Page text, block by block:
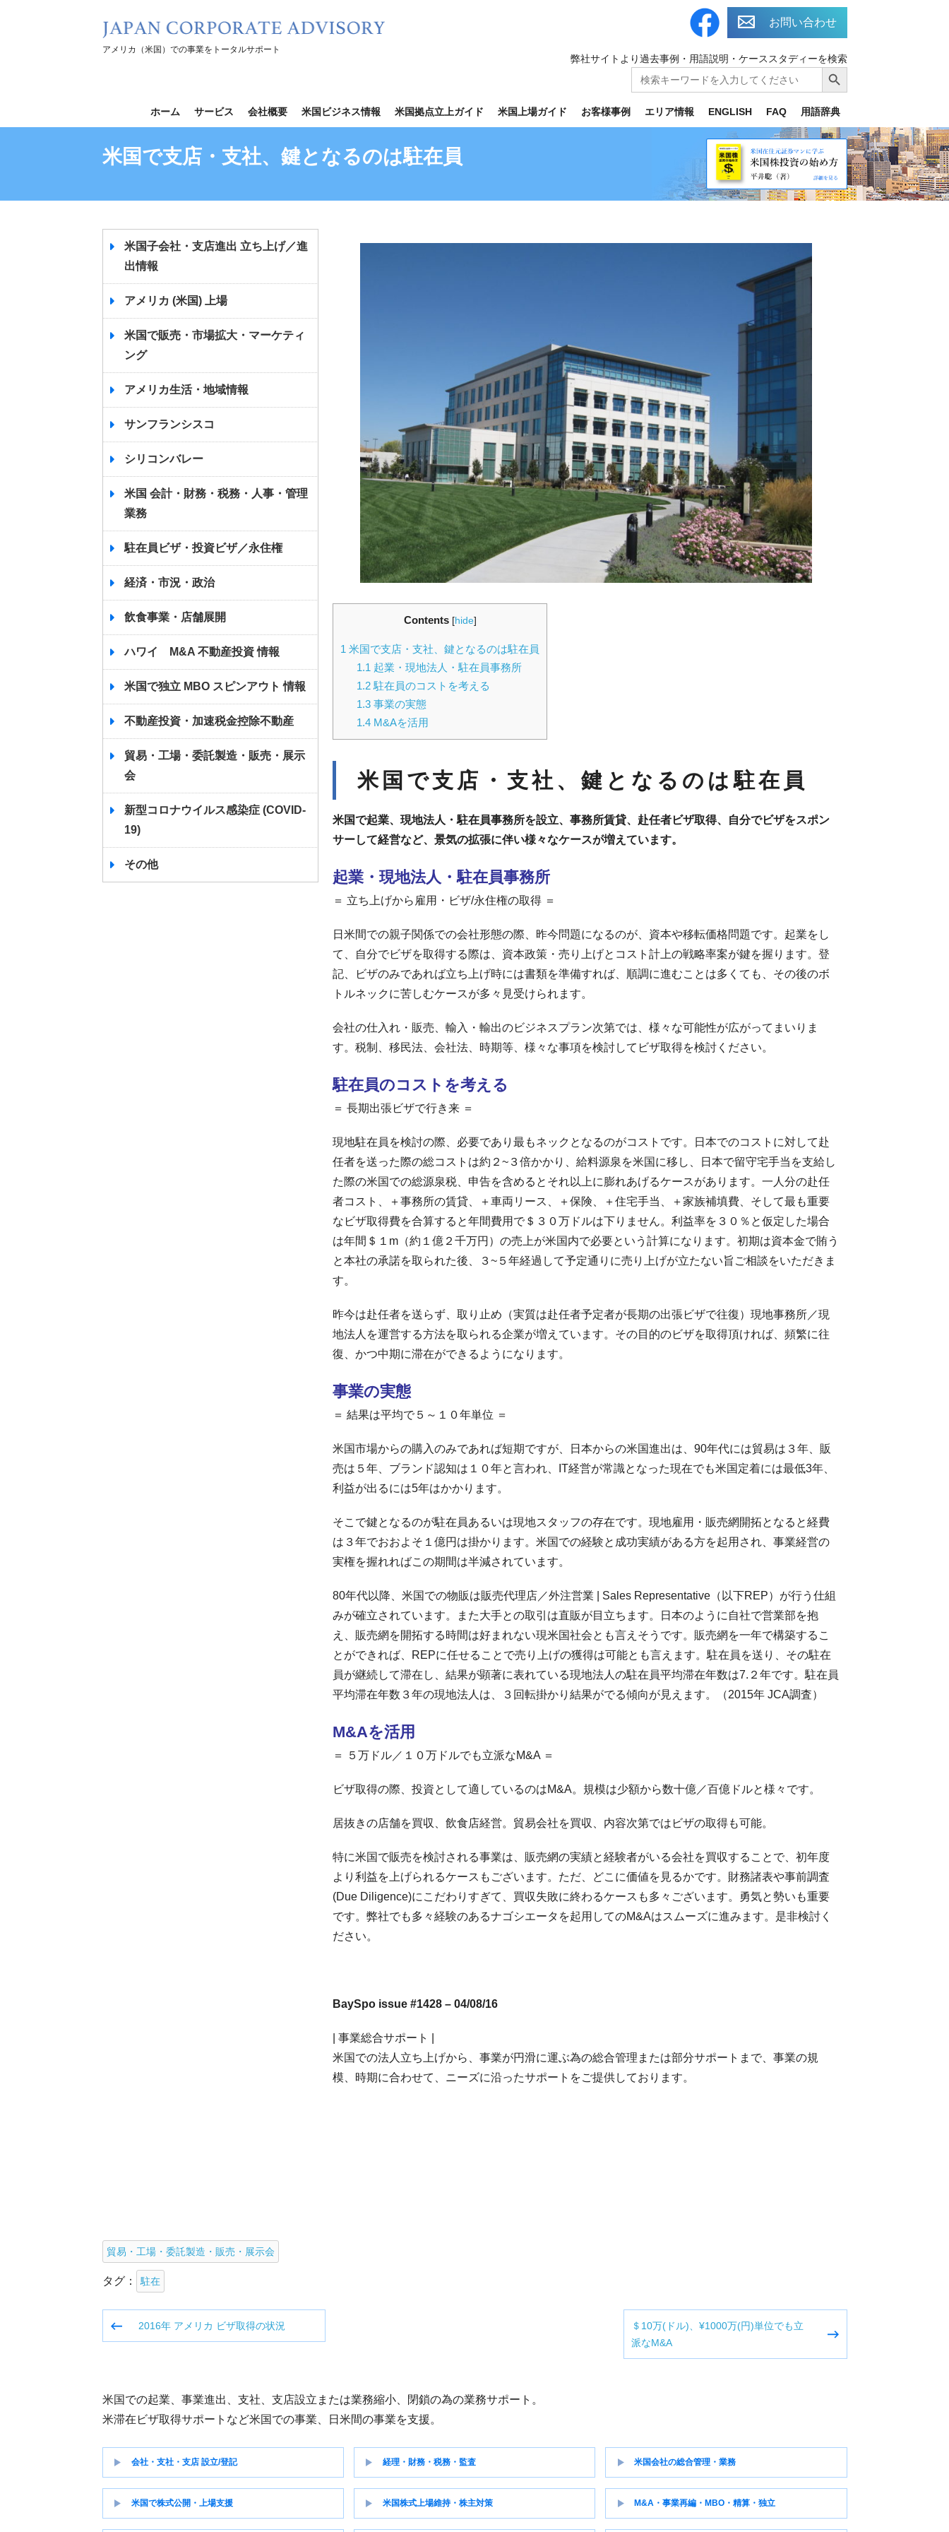
ス
アメリカ（米国）での事業をトータルサポート
お問い合わせ
弊社サイトより過去事例・用語説明・ケーススタディーを検索
Search
for:
Search Button
ホーム サービス 会社概要 米国ビジネス情報 米国拠点立上ガイド 米国上場ガイド お客様事例 エリア情報 ENGLISH FAQ 用語辞典
米国で支店・支社、鍵となるのは駐在員
Contents [hide]
1 米国で支店・支社、鍵となるのは駐在員
1.1 起業・現地法人・駐在員事務所
1.2駐在員のコストを考える
1.3事業の実態
1.4M&Aを活用
米国で支店・支社、鍵となるのは駐在員
米国で起業、現地法人・駐在員事務所を設立、事務所賃貸、赴任者ビザ取得、自分でビザをスポン
サーして経営など、景気の拡張に伴い様々なケースが増えています。
起業・現地法人・駐在員事務所
＝ 立ち上げから雇用・ビザ/永住権の取得 ＝
日米間での親子関係での会社形態の際、昨今問題になるのが、資本や移転価格問題です。起業をし
て、自分でビザを取得する際は、資本政策・売り上げとコスト計上の戦略率案が鍵を握ります。登
記、ビザのみであれば立ち上げ時には書類を準備すれば、順調に進むことは多くても、その後のボ
トルネックに苦しむケースが多々見受けられます。
会社の仕入れ・販売、輸入・輸出のビジネスプラン次第では、様々な可能性が広がってまいりま
す。税制、移民法、会社法、時期等、様々な事項を検討してビザ取得を検討ください。
駐在員のコストを考える
＝ 長期出張ビザで行き来 ＝
現地駐在員を検討の際、必要であり最もネックとなるのがコストです。日本でのコストに対して赴
任者を送った際の総コストは約２~３倍かかり、給料源泉を米国に移し、日本で留守宅手当を支給し
た際の米国での総源泉税、申告を含めるとそれ以上に膨れあげるケースがあります。一人分の赴任
者コスト、＋事務所の賃貸、＋車両リース、＋保険、＋住宅手当、＋家族補填費、そして最も重要
なビザ取得費を合算すると年間費用で＄３０万ドルは下りません。利益率を３０％と仮定した場合
は年間＄１m（約１億２千万円）の売上が米国内で必要という計算になります。初期は資本金で賄う
と本社の承諾を取られた後、３~５年経過して予定通りに売り上げが立たない旨ご相談をいただきま
す。
昨今は赴任者を送らず、取り止め（実質は赴任者予定者が長期の出張ビザで往復）現地事務所／現
地法人を運営する方法を取られる企業が増えています。その目的のビザを取得頂ければ、頻繁に往
復、かつ中期に滞在ができるようになります。
事業の実態
＝ 結果は平均で５～１０年単位 ＝
米国市場からの購入のみであれば短期ですが、日本からの米国進出は、90年代には貿易は３年、販
売は５年、ブランド認知は１０年と言われ、IT経営が常識となった現在でも米国定着には最低3年、
利益が出るには5年はかかります。
そこで鍵となるのが駐在員あるいは現地スタッフの存在です。現地雇用・販売網開拓となると経費
は３年でおおよそ１億円は掛かります。米国での経験と成功実績がある方を起用され、事業経営の
実権を握れればこの期間は半減されています。
80年代以降、米国での物販は販売代理店／外注営業 | Sales Representative（以下REP）が行う仕組
みが確立されています。また大手との取引は直販が目立ちます。日本のように自社で営業部を抱
え、販売網を開拓する時間は好まれない現米国社会とも言えそうです。販売網を一年で構築するこ
とができれば、REPに任せることで売り上げの獲得は可能とも言えます。駐在員を送り、その駐在
員が継続して滞在し、結果が顕著に表れている現地法人の駐在員平均滞在年数は7.２年です。駐在員
平均滞在年数３年の現地法人は、３回転掛かり結果がでる傾向が見えます。（2015年 JCA調査）
M&Aを活用
＝ ５万ドル／１０万ドルでも立派なM&A ＝
ビザ取得の際、投資として適しているのはM&A。規模は少額から数十億／百億ドルと様々です。
居抜きの店舗を買収、飲食店経営。貿易会社を買収、内容次第ではビザの取得も可能。
特に米国で販売を検討される事業は、販売網の実績と経験者がいる会社を買収することで、初年度
より利益を上げられるケースもございます。ただ、どこに価値を見るかです。財務諸表や事前調査
(Due Diligence)にこだわりすぎて、買収失敗に終わるケースも多々ございます。勇気と勢いも重要
です。弊社でも多々経験のあるナゴシエータを起用してのM&Aはスムーズに進みます。是非検討く
ださい。
BaySpo issue #1428 – 04/08/16
| 事業総合サポート |
米国での法人立ち上げから、事業が円滑に運ぶ為の総合管理または部分サポートまで、事業の規
模、時期に合わせて、ニーズに沿ったサポートをご提供しております。
米国子会社・支店進出 立ち上げ／進
出情報
アメリカ (米国) 上場
米国で販売・市場拡大・マーケティ
ング
アメリカ生活・地域情報
サンフランシスコ
シリコンバレー
米国 会計・財務・税務・人事・管理
業務
駐在員ビザ・投資ビザ／永住権
経済・市況・政治
飲食事業・店舗展開
ハワイ M&A 不動産投資 情報
米国で独立 MBO スピンアウト 情報
不動産投資・加速税金控除不動産
貿易・工場・委託製造・販売・展示
会
新型コロナウイルス感染症 (COVID-
19)
その他
貿易・工場・委託製造・販売・展示会
タグ： 駐在
ゲ
ー
ン
2016年 アメリカ ビザ取得の状況
＄10万(ドル)、¥1000万(円)単位でも立
派なM&A
米国での起業、事業進出、支社、支店設立または業務縮小、閉鎖の為の業務サポート。
米滞在ビザ取得サポートなど米国での事業、日米間の事業を支援。
会社・支社・支店 設立/登記 経理・財務・税務・監査 米国会社の総合管理・業務
米国で株式公開・上場支援 米国株式上場維持・株主対策 M&A・事業再編・MBO・精算・独立